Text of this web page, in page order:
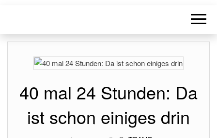
40 mal 24 Stunden: Da
ist schon einiges drin